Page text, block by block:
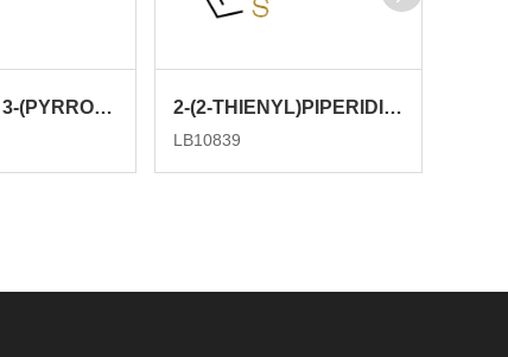
(S)-METHYL 3-(PYRROLIDIN-2-YL)BENZOATE HYDROCHLORIDE 2-(2-THIENYL)PIPERIDINE
LB10839